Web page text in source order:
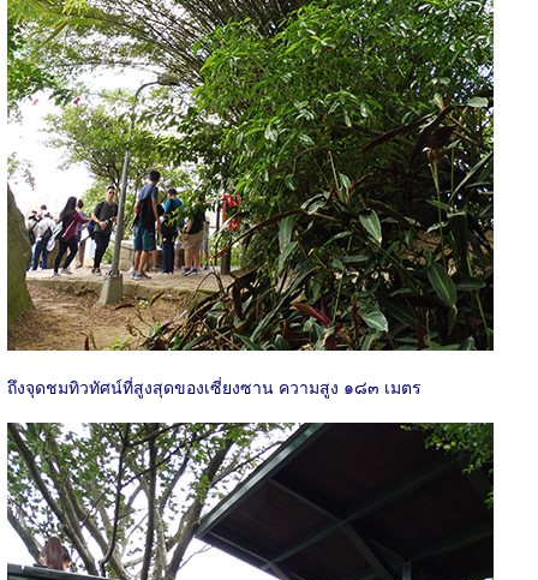
ถึงจุดชมทิวทัศน์ที่สูงสุดของเซี่ยงซาน ความสูง ๑๘๓ เมตร